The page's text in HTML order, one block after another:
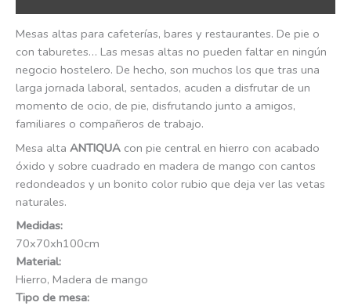
Mesas altas para cafeterías, bares y restaurantes. De pie o
con taburetes… Las mesas altas no pueden faltar en ningún
negocio hostelero. De hecho, son muchos los que tras una
larga jornada laboral, sentados, acuden a disfrutar de un
momento de ocio, de pie, disfrutando junto a amigos,
familiares o compañeros de trabajo.
Mesa alta ANTIQUA con pie central en hierro con acabado
óxido y sobre cuadrado en madera de mango con cantos
redondeados y un bonito color rubio que deja ver las vetas
naturales.
Medidas:
70x70xh100cm
Material:
Hierro, Madera de mango
Tipo de mesa: